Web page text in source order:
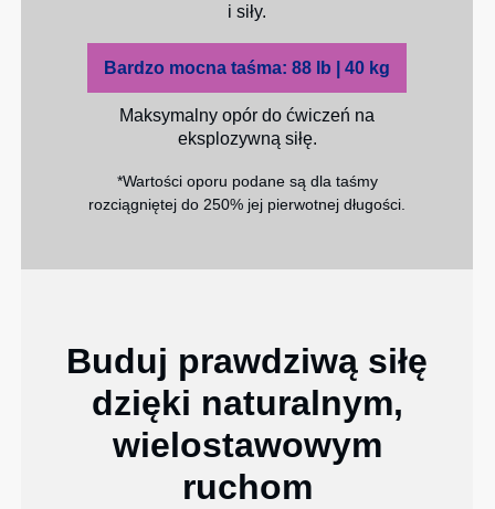
i siły.
Bardzo mocna taśma: 88 lb | 40 kg
Maksymalny opór do ćwiczeń na
eksplozywną siłę.
*Wartości oporu podane są dla taśmy
rozciągniętej do 250% jej pierwotnej długości.
Buduj prawdziwą siłę
dzięki naturalnym,
wielostawowym
ruchom